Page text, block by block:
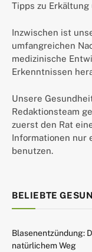
Tipps zu
Inzwischen ist
umfangreichen
medizinische
Erkenntnissen
Unsere
Redaktionsteam
zuerst den Rat
Informationen nur
benutzen.
BELIEBTE
Blasenentzündung:
natürlichem Weg